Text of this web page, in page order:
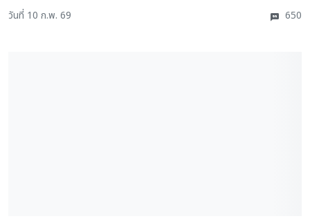
วันที่ 10 ก.พ. 69 650